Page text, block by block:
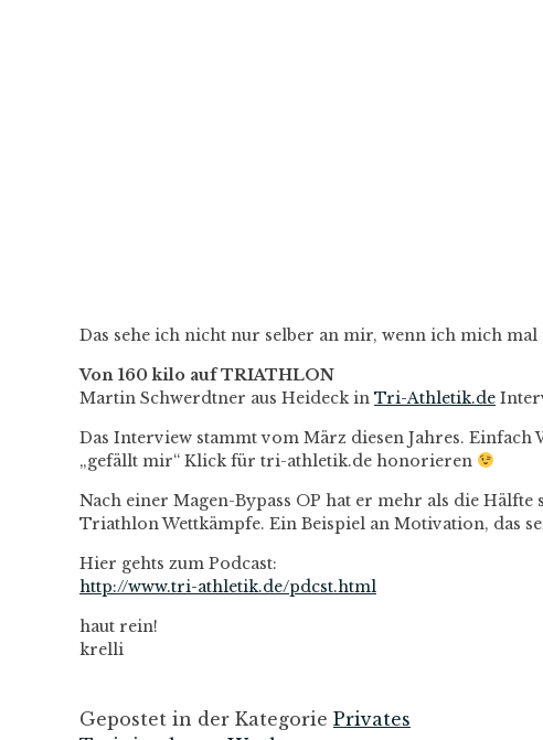
Das sehe ich nicht nur selber an mir, wenn ich mich
Von 160 kilo auf TRIATHLON
Martin Schwerdtner aus Heideck in Tri-Athletik.de
Das Interview stammt vom März diesen Jahres. Einfach
„gefällt mir“ Klick für tri-athletik.de honorieren
Nach einer Magen-Bypass OP hat er mehr als die
Triathlon Wettkämpfe. Ein Beispiel an Motivation, das
Hier gehts zum Podcast:
http://www.tri-athletik.de/pdcst.html
haut rein!
krelli
Gepostet in der Kategorie Privates